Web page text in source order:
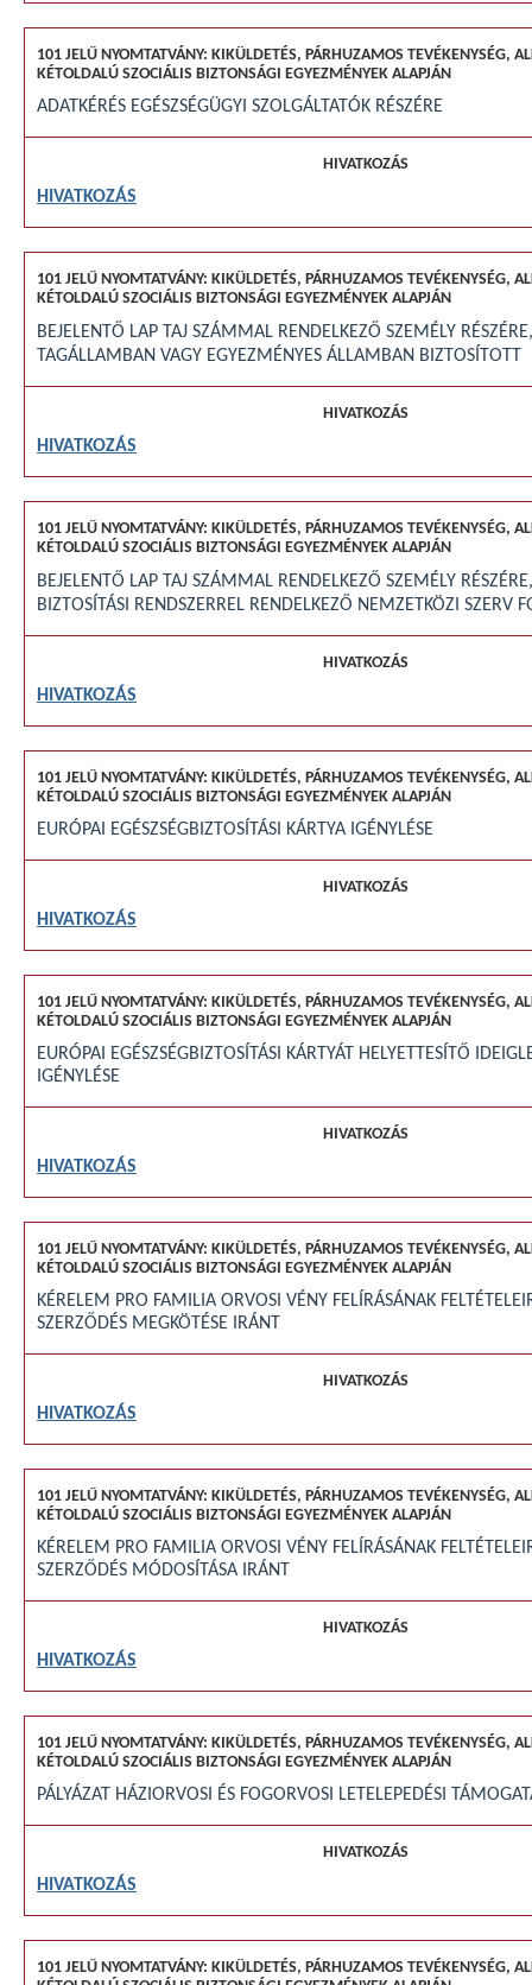
ADATKÉRÉS EGÉSZSÉGÜGYI SZOLGÁLTATÓK RÉSZÉRE
HIVATKOZÁS
BEJELENTŐ LAP TAJ SZÁMMAL RENDELKEZŐ SZEMÉLY
TAGÁLLAMBAN VAGY EGYEZMÉNYES ÁLLAMBAN BIZTOSÍTOTT
HIVATKOZÁS
BEJELENTŐ LAP TAJ SZÁMMAL RENDELKEZŐ SZEMÉLY
BIZTOSÍTÁSI RENDSZERREL RENDELKEZŐ NEMZETKÖZI SZERV
HIVATKOZÁS
EURÓPAI EGÉSZSÉGBIZTOSÍTÁSI KÁRTYA IGÉNYLÉSE
HIVATKOZÁS
EURÓPAI EGÉSZSÉGBIZTOSÍTÁSI KÁRTYÁT HELYETTESÍTŐ
IGÉNYLÉSE
HIVATKOZÁS
KÉRELEM PRO FAMILIA ORVOSI VÉNY FELÍRÁSÁNAK
SZERZŐDÉS MEGKÖTÉSE IRÁNT
HIVATKOZÁS
KÉRELEM PRO FAMILIA ORVOSI VÉNY FELÍRÁSÁNAK
SZERZŐDÉS MÓDOSÍTÁSA IRÁNT
HIVATKOZÁS
PÁLYÁZAT HÁZIORVOSI ÉS FOGORVOSI LETELEPEDÉSI
HIVATKOZÁS